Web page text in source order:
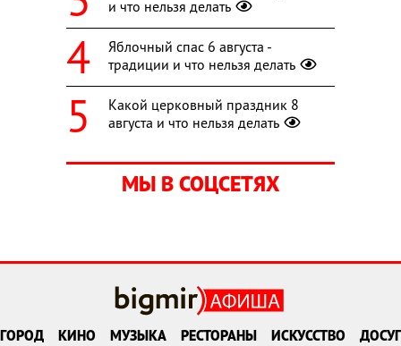
и что нельзя делать
Яблочный спас 6 августа -
традиции и что нельзя делать
Какой церковный праздник 8
августа и что нельзя делать
МЫ В СОЦСЕТЯХ
ГОРОД КИНО МУЗЫКА РЕСТОРАНЫ ИСКУССТВО ДОСУГ